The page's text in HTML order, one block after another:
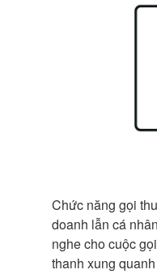
Chức năng gọi
doanh lẫn cá
nghe cho cuộc
thanh xung